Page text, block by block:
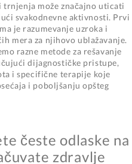
trnjenja može značajno uticati
svakodnevne aktivnosti. Prvi
je razumevanje uzroka i
mera za njihovo ublažavanje.
razne metode za rešavanje
dijagnostičke pristupe,
i specifične terapije koje
i poboljšanju opšteg
česte odlaske na
zdravlje